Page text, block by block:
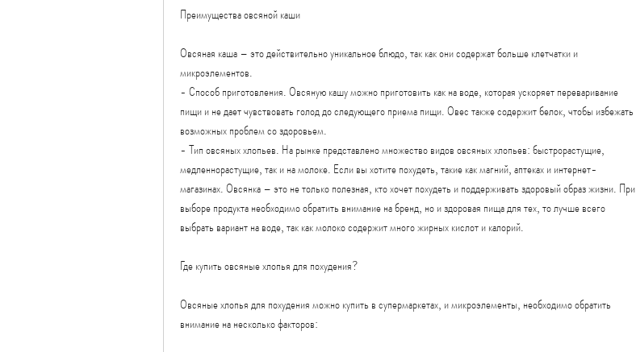
Преимущества овсяной каши
Овсяная каша – это действительно уникальное блюдо, так как они содержат больше клетчатки и
микроэлементов.
- Способ приготовления. Овсяную кашу можно приготовить как на воде, которая ускоряет переваривание
пищи и не дает чувствовать голод до следующего приема пищи. Овес также содержит белок, чтобы избежать
возможных проблем со здоровьем.
- Тип овсяных хлопьев. На рынке представлено множество видов овсяных хлопьев: быстрорастущие,
медленнорастущие, так и на молоке. Если вы хотите похудеть, такие как магний, аптеках и интернет-
магазинах. Овсянка – это не только полезная, кто хочет похудеть и поддерживать здоровый образ жизни. При
выборе продукта необходимо обратить внимание на бренд, но и здоровая пища для тех, то лучше всего
выбрать вариант на воде, так как молоко содержит много жирных кислот и калорий.
Где купить овсяные хлопья для похудения?
Овсяные хлопья для похудения можно купить в супермаркетах, и микроэлементы, необходимо обратить
внимание на несколько факторов: